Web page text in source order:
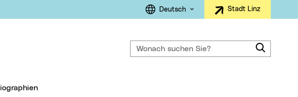
Sprachauswahl
Deutsch Stadt Linz
Wonach suchen Sie?
Biographien